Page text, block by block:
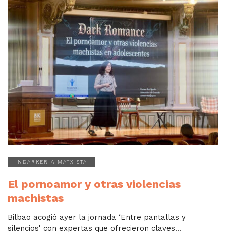
INDARKERIA MATXISTA
El pornoamor y otras violencias
machistas
Bilbao acogió ayer la jornada ‘Entre pantallas y
silencios' con expertas que ofrecieron claves...